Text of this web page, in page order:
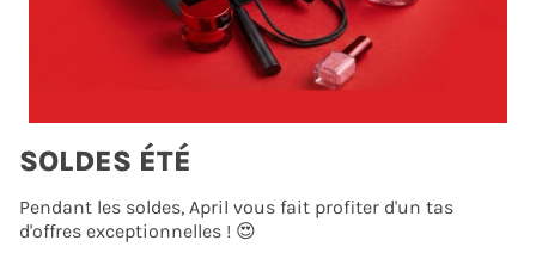
SOLDES ÉTÉ
Pendant les soldes, April vous fait profiter d'un tas
d'offres exceptionnelles ! 😍